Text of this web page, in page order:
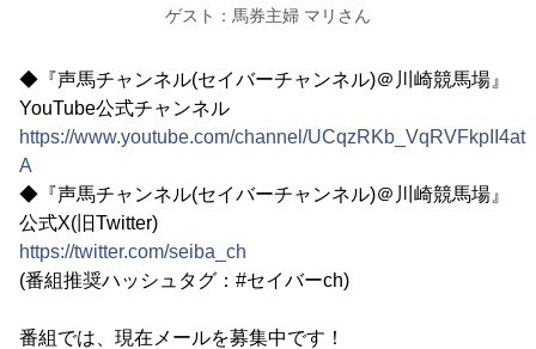
ゲスト：馬券主婦 マリさん
◆『声馬チャンネル(セイバーチャンネル)＠川崎競馬場』
YouTube公式チャンネル
https://www.youtube.com/channel/
A
◆『声馬チャンネル(セイバーチャンネル)＠川崎競馬場』
公式X(旧Twitter)
https://twitter.com/seiba_ch
(番組推奨ハッシュタグ：#セイバーch)
番組では、現在メールを募集中です！